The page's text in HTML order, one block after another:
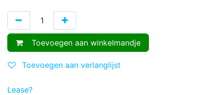
Toevoegen aan winkelmandje
Toevoegen aan verlanglijst
Lease?